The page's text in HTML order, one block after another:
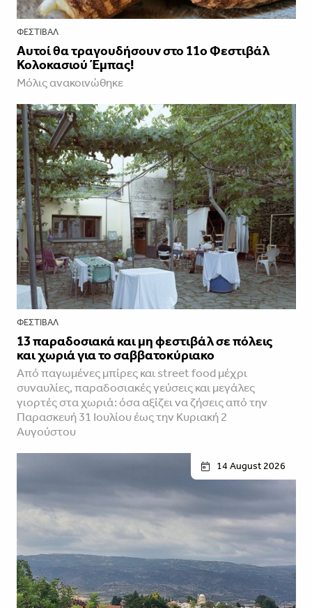
ΦΕΣΤΙΒΑΛ
Αυτοί θα τραγουδήσουν στο 11ο Φεστιβάλ
Κολοκασιού Έμπας!
Μόλις ανακοινώθηκε
ΦΕΣΤΙΒΑΛ
13 παραδοσιακά και μη φεστιβάλ σε πόλεις
και χωριά για το σαββατοκύριακο
Από παγωμένες μπίρες και street food μέχρι
συναυλίες, παραδοσιακές γεύσεις και μεγάλες
γιορτές στα χωριά: όσα αξίζει να ζήσεις από την
Παρασκευή 31 Ιουλίου έως την Κυριακή 2
Αυγούστου
14 August 2026